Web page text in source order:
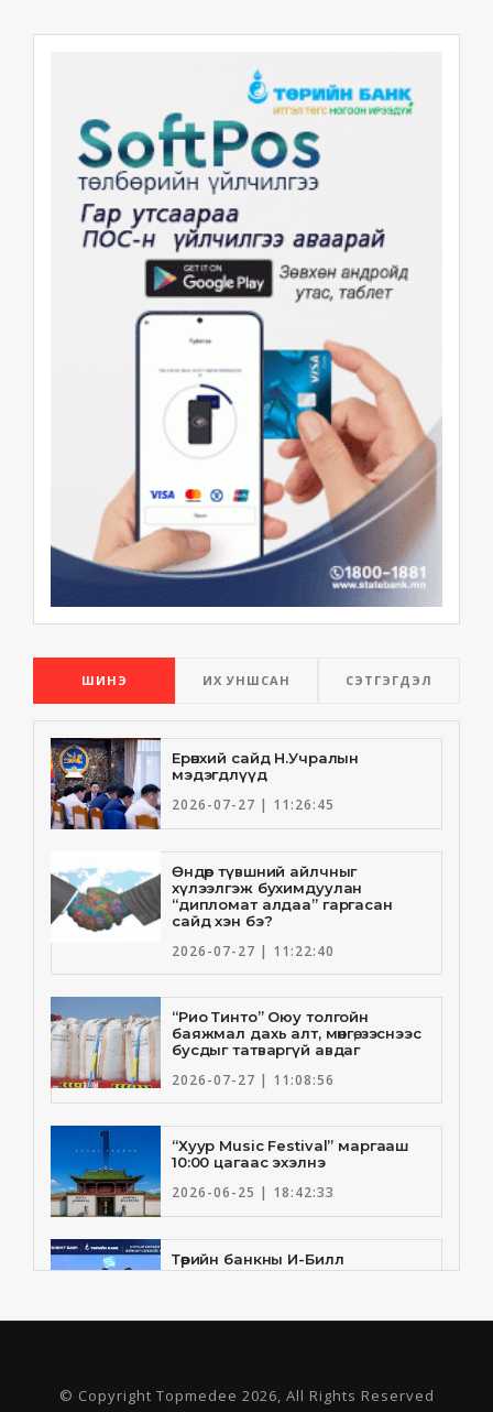
ШИНЭ ИХ УНШСАН СЭТГЭГДЭЛ
Ерөнхий сайд Н.Учралын
мэдэгдлүүд
2026-07-27 | 11:26:45
Өндөр түвшний айлчныг
хүлээлгэж бухимдуулан
“дипломат алдаа” гаргасан
сайд хэн бэ?
2026-07-27 | 11:22:40
“Рио Тинто” Оюу толгойн
баяжмал дахь алт, мөнгө, зэснээс
бусдыг татваргүй авдаг
2026-07-27 | 11:08:56
“Хуур Music Festival” маргааш
10:00 цагаас эхэлнэ
2026-06-25 | 18:42:33
Төрийн банкны И-Билл
үйлчилгээнд Голомт банк
2026-06-25 | 9:33:55
Төрийн банк, Санхүү Эдийн
Засгийн Их Сургууль хамтын
© Copyright Topmedee 2026, All Rights Reserved